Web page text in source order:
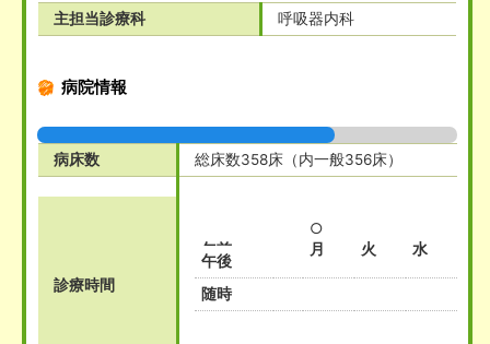
主担当診療科 呼吸器内科
病院情報
病床数 総床数358床（内一般356床）
診療時間
月 火 水
午前
○
午後
随時